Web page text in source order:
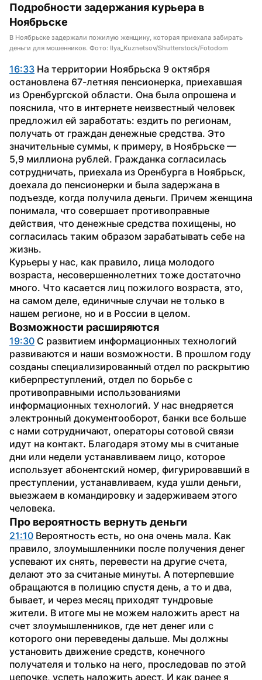
Подробности задержания курьера в
Ноябрьске
В Ноябрьске задержали пожилую женщину, которая приехала забирать
деньги для мошенников. Фото: Ilya_Kuznetsov/Shutterstock/Fotodom
16:33 На территории Ноябрьска 9 октября
остановлена 67-летняя пенсионерка, приехавшая
из Оренбургской области. Она была опрошена и
пояснила, что в интернете неизвестный человек
предложил ей заработать: ездить по регионам,
получать от граждан денежные средства. Это
значительные суммы, к примеру, в Ноябрьске —
5,9 миллиона рублей. Гражданка согласилась
сотрудничать, приехала из Оренбурга в Ноябрьск,
доехала до пенсионерки и была задержана в
подъезде, когда получила деньги. Причем женщина
понимала, что совершает противоправные
действия, что денежные средства похищены, но
согласилась таким образом зарабатывать себе на
жизнь.
Курьеры у нас, как правило, лица молодого
возраста, несовершеннолетних тоже достаточно
много. Что касается лиц пожилого возраста, это,
на самом деле, единичные случаи не только в
нашем регионе, но и в России в целом.
Возможности расширяются
19:30 С развитием информационных технологий
развиваются и наши возможности. В прошлом году
созданы специализированный отдел по раскрытию
киберпреступлений, отдел по борьбе с
противоправными использованиями
информационных технологий. У нас внедряется
электронный документооборот, банки все больше
с нами сотрудничают, операторы сотовой связи
идут на контакт. Благодаря этому мы в считаные
дни или недели устанавливаем лицо, которое
использует абонентский номер, фигурировавший в
преступлении, устанавливаем, куда ушли деньги,
выезжаем в командировку и задерживаем этого
человека.
Про вероятность вернуть деньги
21:10 Вероятность есть, но она очень мала. Как
правило, злоумышленники после получения денег
успевают их снять, перевести на другие счета,
делают это за считаные минуты. А потерпевшие
обращаются в полицию спустя день, а то и два,
бывает, и через месяц приходят тундровые
жители. В итоге мы не можем наложить арест на
счет злоумышленников, где нет денег или с
которого они переведены дальше. Мы должны
установить движение средств, конечного
получателя и только на него, проследовав по этой
цепочке, успеть наложить арест. И как ранее я